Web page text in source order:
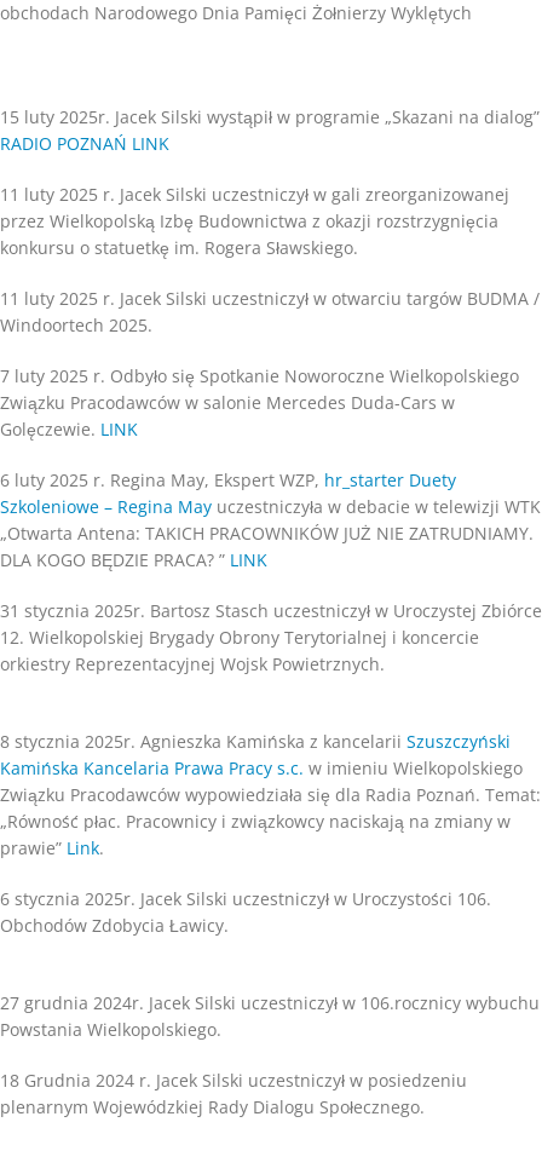
obchodach Narodowego Dnia Pamięci Żołnierzy Wyklętych
15 luty 2025r. Jacek Silski wystąpił w programie „Skazani na dialog”
RADIO POZNAŃ LINK
11 luty 2025 r. Jacek Silski uczestniczył w gali zreorganizowanej
przez Wielkopolską Izbę Budownictwa z okazji rozstrzygnięcia
konkursu o statuetkę im. Rogera Sławskiego.
11 luty 2025 r. Jacek Silski uczestniczył w otwarciu targów BUDMA /
Windoortech 2025.
7 luty 2025 r. Odbyło się Spotkanie Noworoczne Wielkopolskiego
Związku Pracodawców w salonie Mercedes Duda-Cars w
Golęczewie. LINK
6 luty 2025 r. Regina May, Ekspert WZP, hr_starter Duety
Szkoleniowe – Regina May uczestniczyła w debacie w telewizji WTK
„Otwarta Antena: TAKICH PRACOWNIKÓW JUŻ NIE ZATRUDNIAMY.
DLA KOGO BĘDZIE PRACA? ” LINK
31 stycznia 2025r. Bartosz Stasch uczestniczył w Uroczystej Zbiórce
12. Wielkopolskiej Brygady Obrony Terytorialnej i koncercie
orkiestry Reprezentacyjnej Wojsk Powietrznych.
8 stycznia 2025r. Agnieszka Kamińska z kancelarii Szuszczyński
Kamińska Kancelaria Prawa Pracy s.c. w imieniu Wielkopolskiego
Związku Pracodawców wypowiedziała się dla Radia Poznań. Temat:
„Równość płac. Pracownicy i związkowcy naciskają na zmiany w
prawie” Link.
6 stycznia 2025r. Jacek Silski uczestniczył w Uroczystości 106.
Obchodów Zdobycia Ławicy.
27 grudnia 2024r. Jacek Silski uczestniczył w 106.rocznicy wybuchu
Powstania Wielkopolskiego.
18 Grudnia 2024 r. Jacek Silski uczestniczył w posiedzeniu
plenarnym Wojewódzkiej Rady Dialogu Społecznego.